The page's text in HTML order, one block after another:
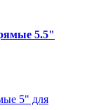
5.5"